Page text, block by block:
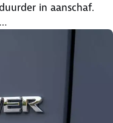
in aanschaf.